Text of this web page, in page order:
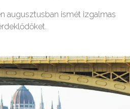
augusztusban ismét izgalmas